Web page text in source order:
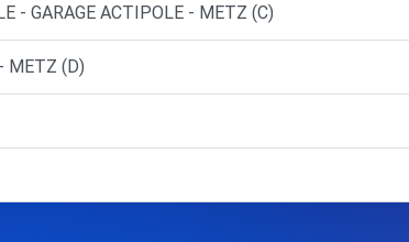
- GARAGE ACTIPOLE - METZ (C)
METZ (D)